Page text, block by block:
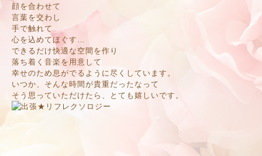
顔を合わせて
言葉を交わし
手で触れて
心を込めてほぐす…
できるだけ快適な空間を作り
落ち着く音楽を用意して
幸せのため息がでるように尽くしています。
いつか、そんな時間が貴重だったなって
そう思っていただけたら、とても嬉しいです。